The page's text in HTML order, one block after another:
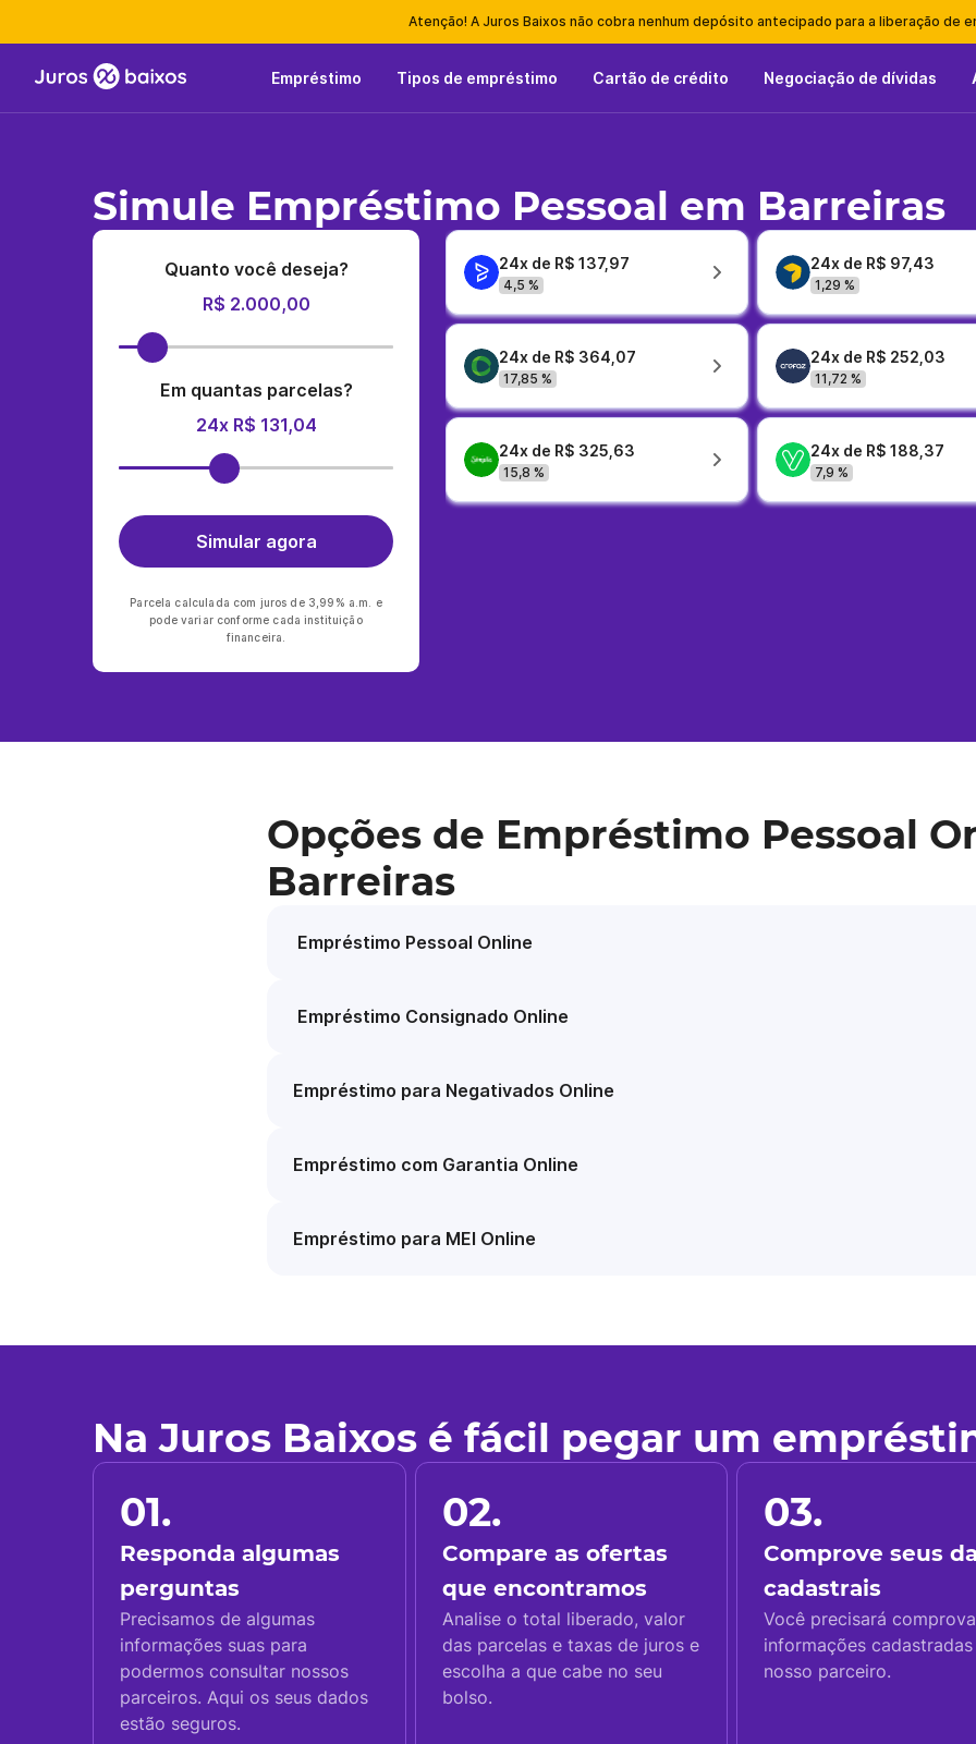
Atenção! A Juros Baixos não cobra nenhum depósito antecipado para a liberação de
Empréstimo Tipos de empréstimo Cartão de crédito Negociação de dívidas
Simule Empréstimo Pessoal em Barreiras
Quanto você deseja?
R$ 2.000,00
Em quantas parcelas?
24x R$ 131,04
Simular agora
Parcela calculada com juros de 3,99% a.m. e
pode variar conforme cada instituição
financeira.
24x de R$ 137,97
4,5 %
24x de R$ 97,43
1,29 %
24x de R$ 364,07
17,85 %
24x de R$ 252,03
11,72 %
24x de R$ 325,63
15,8 %
24x de R$ 188,37
7,9 %
Opções de Empréstimo Pessoal
Barreiras
Empréstimo Pessoal Online
Empréstimo Consignado Online
Empréstimo para Negativados Online
Empréstimo com Garantia Online
Empréstimo para MEI Online
Na Juros Baixos é fácil pegar um
01.
Responda algumas
perguntas
Precisamos de algumas
informações suas para
podermos consultar nossos
parceiros. Aqui os seus dados
estão seguros.
02.
Compare as ofertas
que encontramos
Analise o total liberado, valor
das parcelas e taxas de juros e
escolha a que cabe no seu
bolso.
03.
Comprove seus
cadastrais
Você precisará
informações
nosso parceiro.